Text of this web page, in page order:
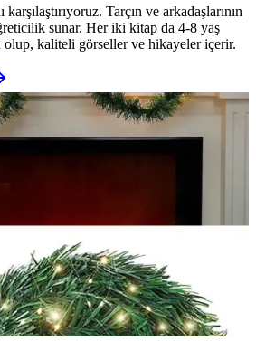
Tarçın ve arkadaşlarının
sunar. Her iki kitap da 4-8 yaş
olup, kaliteli görseller ve hikayeler içerir.